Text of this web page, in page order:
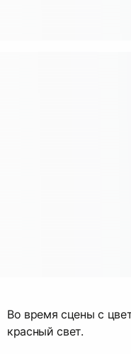
Во время сцены с
красный свет.